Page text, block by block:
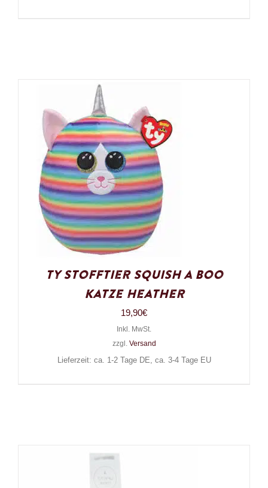
Ty Stofftier Squish a Boo
Katze Heather
19,90€
Inkl. MwSt.
zzgl. Versand
Lieferzeit: ca. 1-2 Tage DE, ca. 3-4 Tage EU